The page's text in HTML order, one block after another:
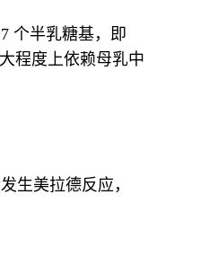
个半乳糖基，即
程度上依赖母乳中
生美拉德反应，